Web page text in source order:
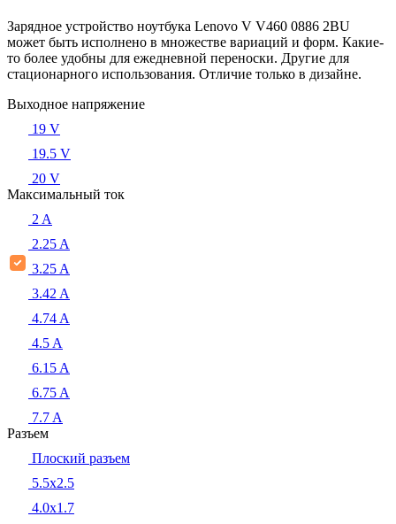
Зарядное устройство ноутбука Lenovo V V460 0886 2BU
может быть исполнено в множестве вариаций и форм. Какие-
то более удобны для ежедневной переноски. Другие для
стационарного использования. Отличие только в дизайне.
Выходное напряжение
19 V
19.5 V
20 V
Максимальный ток
2 A
2.25 A
3.25 A
3.42 A
4.74 A
4.5 A
6.15 A
6.75 A
7.7 A
Разъем
Плоский разъем
5.5x2.5
4.0x1.7